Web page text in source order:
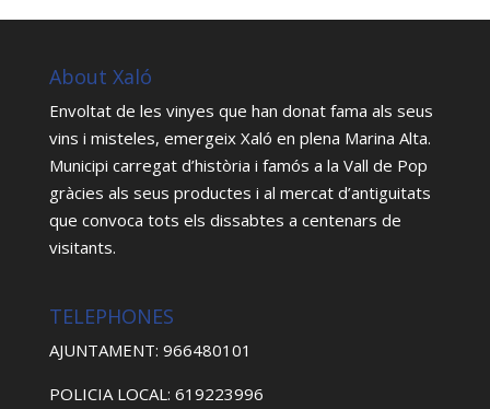
About Xaló
Envoltat de les vinyes que han donat fama als seus
vins i misteles, emergeix Xaló en plena Marina Alta.
Municipi carregat d’història i famós a la Vall de Pop
gràcies als seus productes i al mercat d’antiguitats
que convoca tots els dissabtes a centenars de
visitants.
TELEPHONES
AJUNTAMENT: 966480101
POLICIA LOCAL: 619223996